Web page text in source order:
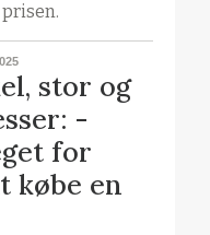
stor og
-
for
købe en